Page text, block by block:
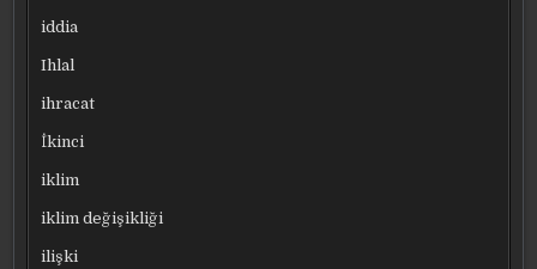
iddia
Ihlal
ihracat
İkinci
iklim
iklim değişikliği
ilişki